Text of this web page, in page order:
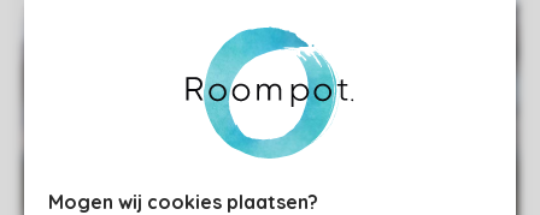
Mogen wij cookies plaatsen?